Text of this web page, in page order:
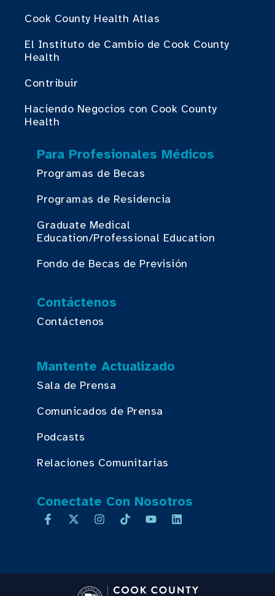
Cook County Health Atlas
El Instituto de Cambio de Cook County
Health
Contribuir
Haciendo Negocios con Cook County
Health
Para Profesionales Médicos
Programas de Becas
Programas de Residencia
Graduate Medical
Education/Professional Education
Fondo de Becas de Previsión
Contáctenos
Contáctenos
Mantente Actualizado
Sala de Prensa
Comunicados de Prensa
Podcasts
Relaciones Comunitarias
Conectate Con Nosotros